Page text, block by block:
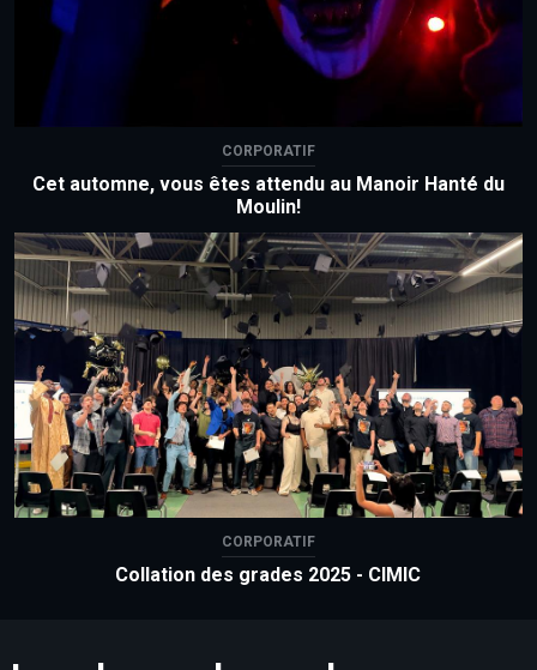
CORPORATIF
Cet automne, vous êtes attendu au Manoir Hanté du
Moulin!
CORPORATIF
Collation des grades 2025 - CIMIC